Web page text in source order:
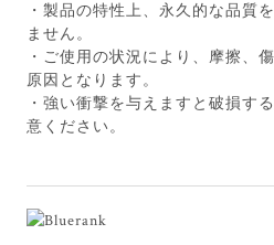
・製品の特性上、永久的な品質
ません。
・ご使用の状況により、摩擦、
原因となります。
・強い衝撃を与えますと破損す
意ください。